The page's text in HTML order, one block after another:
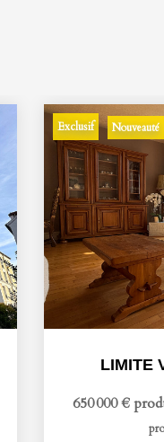
Exclusif Nouveauté
LIMITE
650 000 €